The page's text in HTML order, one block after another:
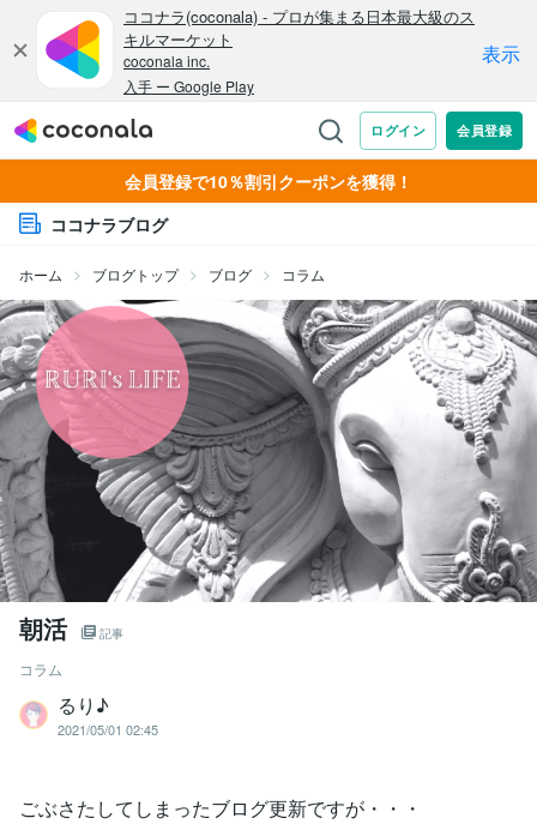
会員登録で10％割引クーポンを獲得！
ココナラブログ
ホーム ブログトップ ブログ コラム
朝活 記事
コラム
るり♪
2021/05/01 02:45
ごぶさたしてしまったブログ更新ですが・・・